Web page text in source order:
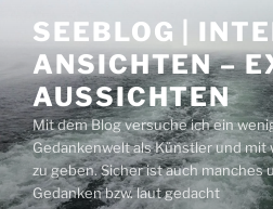
Inhalt
springen
SEEBLOG |
ANSICHTEN –
AUSSICHTEN
Mit dem Blog versuche ich ein
Gedankenwelt als Künstler und mit
zu geben. Sicher ist auch manches
Gedanken bzw. laut gedacht